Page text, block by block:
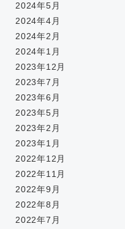
2024年5月
2024年4月
2024年2月
2024年1月
2023年12月
2023年7月
2023年6月
2023年5月
2023年2月
2023年1月
2022年12月
2022年11月
2022年9月
2022年8月
2022年7月